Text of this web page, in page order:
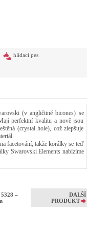
hlídací pes
(v angličtině bicones) se
perfektní kvalitu a nově jsou
(crystal hole), což zlepšuje
facetování, takže korálky se teď
Swarovski Elements nabízíme
–
DALŠÍ
PRODUKT